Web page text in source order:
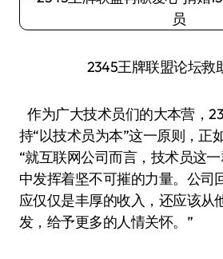
2345王牌联盟论坛救
作为广大技术员们的大本营，
持“以技术员为本”这一原则，正
“就互联网公司而言，技术员这
中发挥着坚不可摧的力量。公司
应仅仅是丰厚的收入，还应该从
发，给予更多的人情关怀。”